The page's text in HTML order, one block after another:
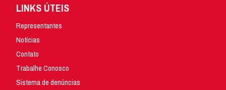
LINKS ÚTEIS
Representantes
Notícias
Contato
Trabalhe Conosco
Sistema de denúncias